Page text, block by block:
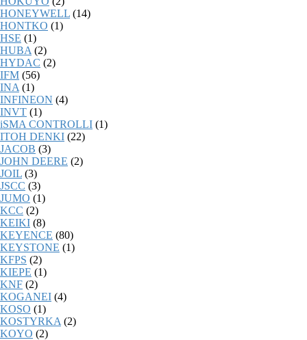
HONEYWELL (14)
HONTKO (1)
HSE (1)
HUBA (2)
HYDAC (2)
IFM (56)
INA (1)
INFINEON (4)
INVT (1)
iSMA CONTROLLI (1)
ITOH DENKI (22)
JACOB (3)
JOHN DEERE (2)
JOIL (3)
JSCC (3)
JUMO (1)
KCC (2)
KEIKI (8)
KEYENCE (80)
KEYSTONE (1)
KFPS (2)
KIEPE (1)
KNF (2)
KOGANEI (4)
KOSO (1)
KOSTYRKA (2)
KOYO (2)